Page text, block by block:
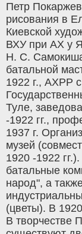
Петр
рисования в
Киевской
ВХУ при АХ у
Н. С. Самокиша
батальной
1922 г., АХРР
Туле,
-1922 гг.,
1937 г.
музей
1920 -1922
батальные
народ", а
(цветы). В
В творчестве